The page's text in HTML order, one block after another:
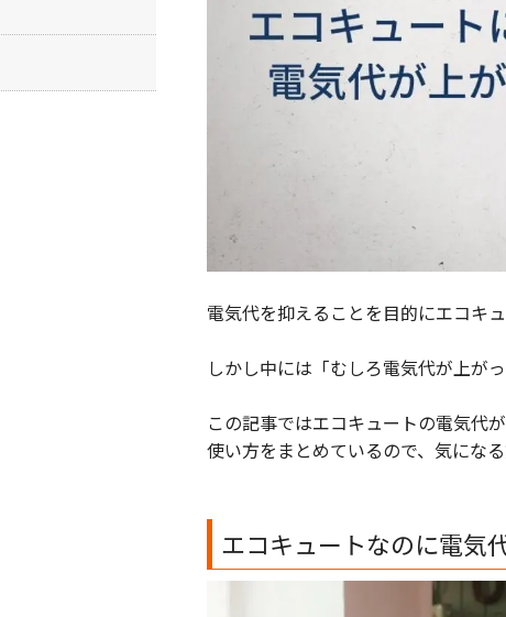
電気代を抑えることを目的にエコキ
しかし中には「むしろ電気代が上が
この記事ではエコキュートの電気代
使い方をまとめているので、気にな
エコキュートなのに電気